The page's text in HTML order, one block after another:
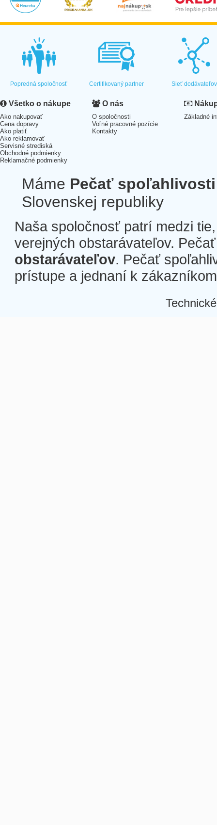
Popredná spoločnosť Certifikovaný partner Sieť dodávateľov
Všetko o nákupe
Ako nakupovať
Cena dopravy
Ako platiť
Ako reklamovať
Servisné strediská
Obchodné podmienky
Reklamačné podmienky
O nás
O spoločnosti
Voľné pracovné pozície
Kontakty
Základné
Máme Pečať spoľahlivosti
Slovenskej republiky
Naša spoločnosť patrí medzi
verejných obstarávateľov.
obstarávateľov. Pečať
prístupe a jednaní k